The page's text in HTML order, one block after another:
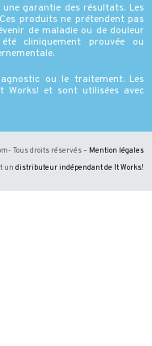
garantie des résultats. Les
produits ne prétendent pas
de maladie ou de douleur
cliniquement prouvée ou
ou le traitement. Les
Works! et sont utilisées avec
Tous droits réservés – Mention légales
un distributeur indépendant de It Works!